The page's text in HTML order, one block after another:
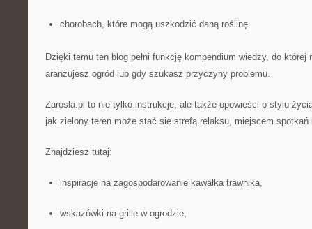
chorobach, które mogą uszkodzić daną roślinę.
Dzięki temu ten blog pełni funkcję kompendium wiedzy, do
aranżujesz ogród lub gdy szukasz przyczyny problemu.
Zarosla.pl to nie tylko instrukcje, ale także opowieści o stylu
jak zielony teren może stać się strefą relaksu, miejscem spotkań
Znajdziesz tutaj:
inspiracje na zagospodarowanie kawałka trawnika,
wskazówki na grille w ogrodzie,